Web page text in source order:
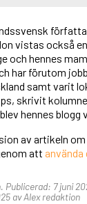
vistas också
och hennes
har förutom
samt varit
skrivit
hennes
av artikeln
att
7 juni
av Alex redaktion